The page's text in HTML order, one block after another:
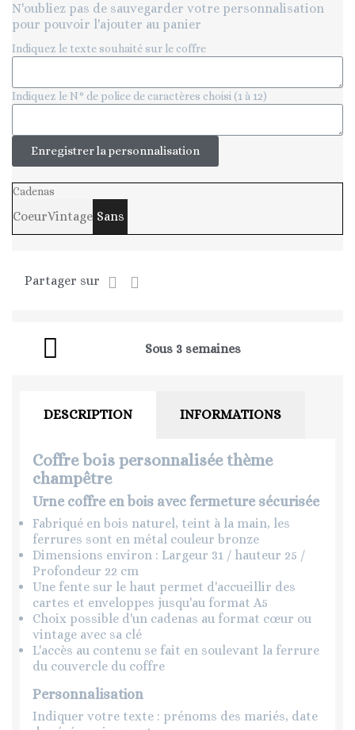
N'oubliez pas de sauvegarder votre personnalisation
pour pouvoir l'ajouter au panier
Indiquez le texte souhaité sur le coffre
Indiquez le N° de police de caractères choisi (1 à 12)
Enregistrer la personnalisation
Cadenas
CoeurVintage Sans
Partager sur
Sous 3 semaines
DESCRIPTION INFORMATIONS
Coffre bois personnalisée thème
champêtre
Urne coffre en bois avec fermeture sécurisée
Fabriqué en bois naturel, teint à la main, les
ferrures sont en métal couleur bronze
Dimensions environ : Largeur 31 / hauteur 25 /
Profondeur 22 cm
Une fente sur le haut permet d'accueillir des
cartes et enveloppes jusqu'au format A5
Choix possible d'un cadenas au format cœur ou
vintage avec sa clé
L'accès au contenu se fait en soulevant la ferrure
du couvercle du coffre
Personnalisation
Indiquer votre texte : prénoms des mariés, date